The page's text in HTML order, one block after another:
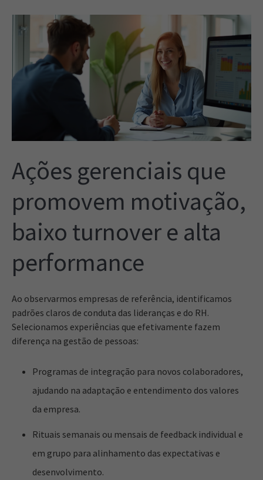
Ações gerenciais que
promovem motivação,
baixo turnover e alta
performance
Ao observarmos empresas de referência, identificamos
padrões claros de conduta das lideranças e do RH.
Selecionamos experiências que efetivamente fazem
diferença na gestão de pessoas:
Programas de integração para novos colaboradores,
ajudando na adaptação e entendimento dos valores
da empresa.
Rituais semanais ou mensais de feedback individual e
em grupo para alinhamento das expectativas e
desenvolvimento.